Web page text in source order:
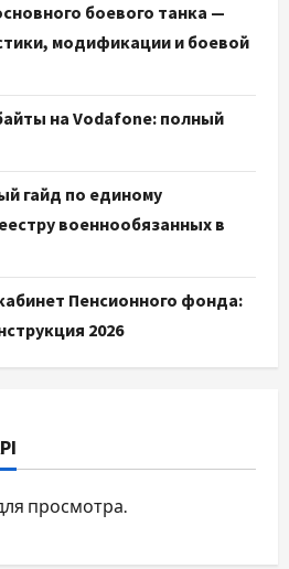
боевого танка —
модификации и боевой
на Vodafone: полный
гайд по единому
военнообязанных в
Пенсионного фонда:
2026
просмотра.